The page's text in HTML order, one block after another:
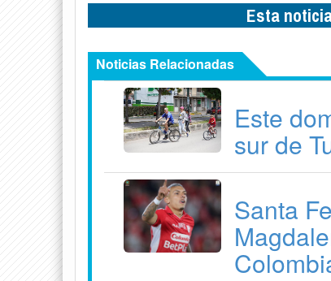
Esta
Noticias Relacionadas
Este
sur de
Santa